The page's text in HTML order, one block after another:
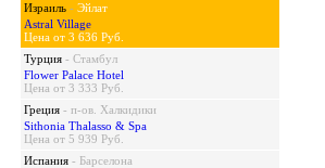
Израиль - Эйлат
Astral Village
Цена от 3 636 Руб.
Турция - Стамбул
Flower Palace Hotel
Цена от 3 333 Руб.
Греция - п-ов. Халкидики
Sithonia Thalasso & Spa
Цена от 5 939 Руб.
Испания - Барселона